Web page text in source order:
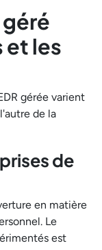
et les
gérée varient
de la
de
en matière
Le
est